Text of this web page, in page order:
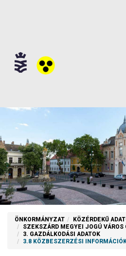
ÖNKORMÁNYZAT
KÖZÉRDEKŰ
SZEKSZÁRD MEGYEI JOGÚ VÁROS
3. GAZDÁLKODÁSI ADATOK
3.8 KÖZBESZERZÉSI